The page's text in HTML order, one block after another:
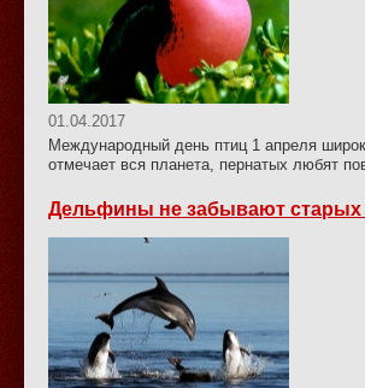
01.04.2017
Международный день птиц 1 апреля
отмечает вся планета, пернатых любят
Дельфины не забывают старых